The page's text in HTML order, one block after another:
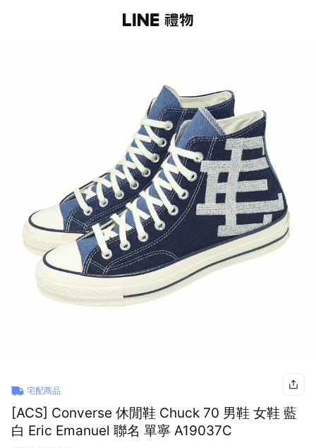
宅配商品
[ACS] Converse 休閒鞋 Chuck 70 男鞋 女鞋 藍
白 Eric Emanuel 聯名 單寧 A19037C